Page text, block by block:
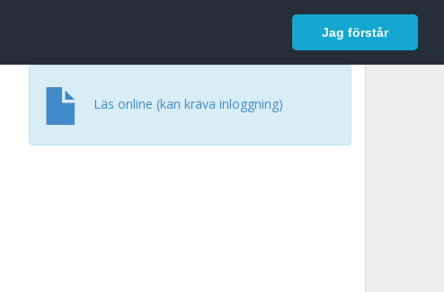
Jag förstår
Logga in
Läs online (kan kräva inloggning)